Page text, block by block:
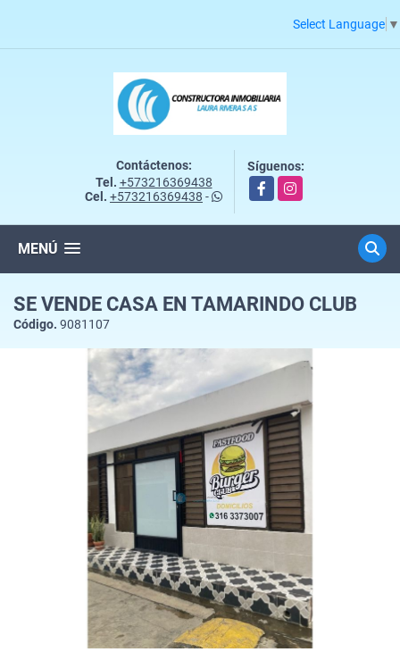
Select Language ▼
Contáctenos:
Tel. +573216369438
Cel. +573216369438 -
Síguenos:
FacebookInstagram
MENÚ
SE VENDE CASA EN TAMARINDO CLUB
Código. 9081107